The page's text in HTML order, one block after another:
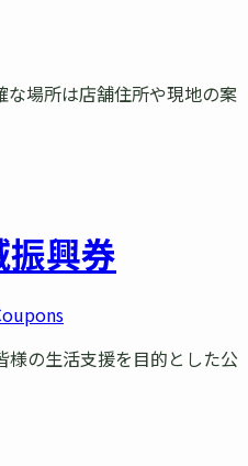
場所は店舗住所や現地の案
振興券
の生活支援を目的とした公